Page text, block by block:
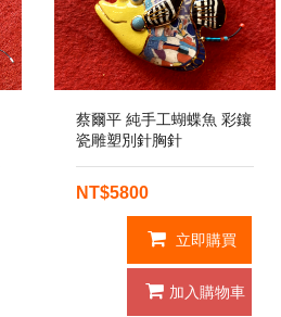
蔡爾平 純手工蝴蝶魚 彩鑲
瓷雕塑別針胸針
NT$5800
立即購買
加入購物車